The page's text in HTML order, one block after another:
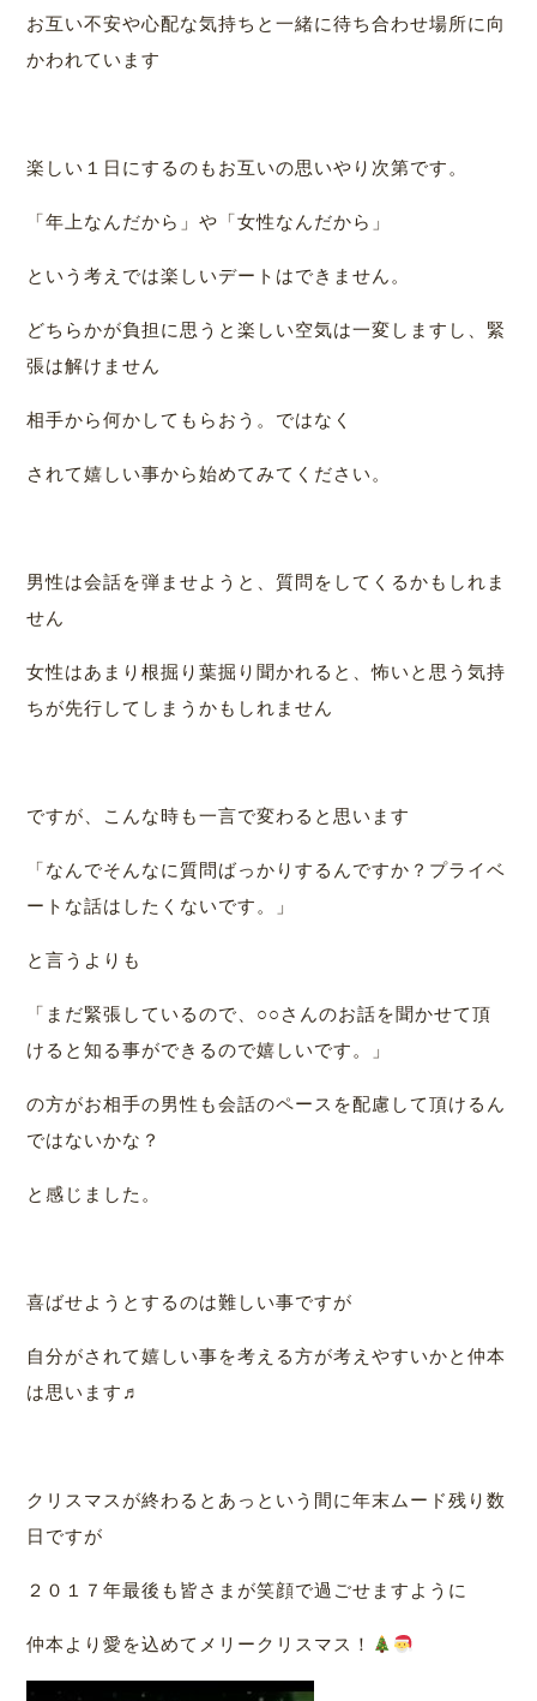
お互い不安や心配な気持ちと一緒に待ち合わせ場所に向
かわれています
楽しい１日にするのもお互いの思いやり次第です。
「年上なんだから」や「女性なんだから」
という考えでは楽しいデートはできません。
どちらかが負担に思うと楽しい空気は一変しますし、緊
張は解けません
相手から何かしてもらおう。ではなく
されて嬉しい事から始めてみてください。
男性は会話を弾ませようと、質問をしてくるかもしれま
せん
女性はあまり根掘り葉掘り聞かれると、怖いと思う気持
ちが先行してしまうかもしれません
ですが、こんな時も一言で変わると思います
「なんでそんなに質問ばっかりするんですか？プライベ
ートな話はしたくないです。」
と言うよりも
「まだ緊張しているので、○○さんのお話を聞かせて頂
けると知る事ができるので嬉しいです。」
の方がお相手の男性も会話のペースを配慮して頂けるん
ではないかな？
と感じました。
喜ばせようとするのは難しい事ですが
自分がされて嬉しい事を考える方が考えやすいかと仲本
は思います♬
クリスマスが終わるとあっという間に年末ムード残り数
日ですが
２０１７年最後も皆さまが笑顔で過ごせますように
仲本より愛を込めてメリークリスマス！